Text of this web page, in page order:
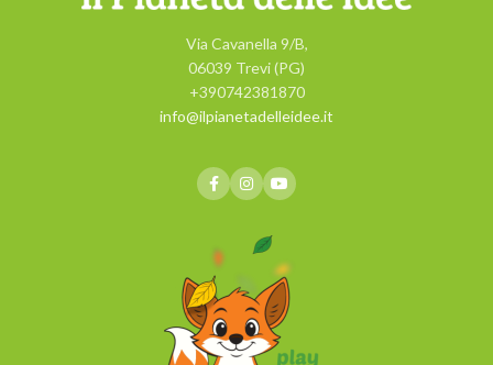
Via Cavanella 9/B,
06039 Trevi (PG)
+390742381870
info@ilpianetadelleidee.it